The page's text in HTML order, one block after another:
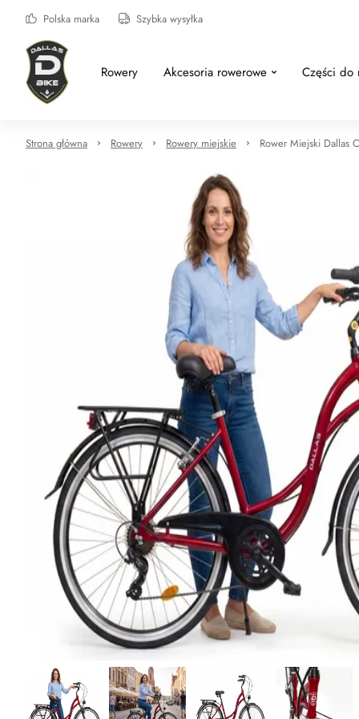
Polska marka Szybka wysyłka
Rowery Akcesoria rowerowe Części do
Strona główna Rowery Rowery miejskie Rower Miejski Dallas